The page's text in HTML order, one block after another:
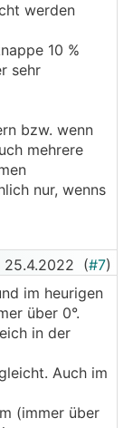
werden
10 %
sehr
bzw. wenn
mehrere
nur, wenns
25.4.2022 (#7)
im heurigen
über 0°.
in der
Auch im
(immer über